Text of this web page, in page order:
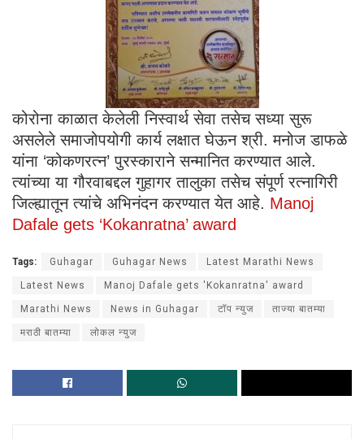
कोरोना काळात केलेली निस्वार्थ सेवा तसेच सध्या सुरू
असलेले समाजोपयोगी कार्य लक्षात घेऊन श्री. मनोज डाफळे
यांना ‘कोकणरत्न’ पुरस्काराने सन्मानित करण्यात आले.
त्यांच्या या गौरवाबद्दल गुहागर तालुका तसेच संपूर्ण रत्नागिरी
जिल्ह्यातून त्यांचे अभिनंदन करण्यात येत आहे. Manoj
Dafale gets ‘Kokanratna’ award
Tags: Guhagar Guhagar News Latest Marathi News
Latest News Manoj Dafale gets 'Kokanratna' award
Marathi News News in Guhagar टॉप न्युज ताज्या बातम्या
मराठी बातम्या लोकल न्युज